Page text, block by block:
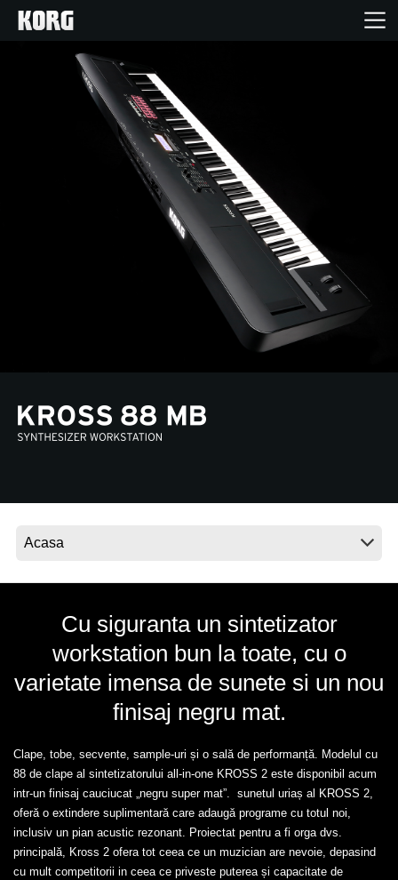
Acasă
Ştiri
Locaţie
Despre Korg
Cu siguranta un sintetizator
workstation bun la toate, cu o
varietate imensa de sunete si un nou
finisaj negru mat.
Clape, tobe, secvente, sample-uri și o sală de performanță. Modelul cu
88 de clape al sintetizatorului all-in-one KROSS 2 este disponibil acum
intr-un finisaj cauciucat „negru super mat”. sunetul uriaș al KROSS 2,
oferă o extindere suplimentară care adaugă programe cu totul noi,
inclusiv un pian acustic rezonant. Proiectat pentru a fi orga dvs.
principală, Kross 2 ofera tot ceea ce un muzician are nevoie, depasind
cu mult competitorii in ceea ce priveste puterea și capacitate de